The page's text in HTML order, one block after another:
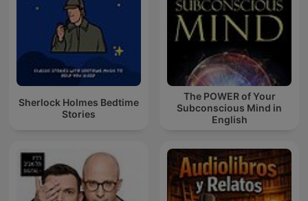
Sherlock Holmes Bedtime
Stories
The POWER of Your
Subconscious Mind in
English